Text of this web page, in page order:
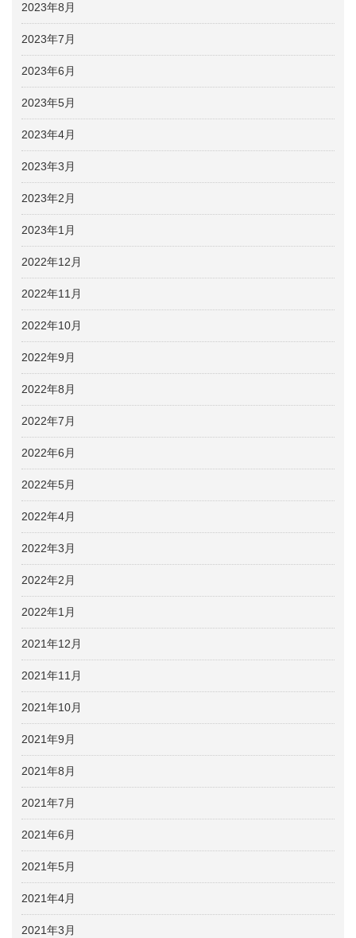
2023年8月
2023年7月
2023年6月
2023年5月
2023年4月
2023年3月
2023年2月
2023年1月
2022年12月
2022年11月
2022年10月
2022年9月
2022年8月
2022年7月
2022年6月
2022年5月
2022年4月
2022年3月
2022年2月
2022年1月
2021年12月
2021年11月
2021年10月
2021年9月
2021年8月
2021年7月
2021年6月
2021年5月
2021年4月
2021年3月